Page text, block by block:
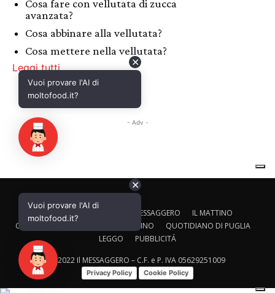
CALTAGIRONE EDITORE IL MESSAGGERO
IL MATTINO
CORRIERE ADRIATICO
IL GAZZETTINO
QUOTIDIANO DI PUGLIA
LEGGO
PUBBLICITÁ
© 2022 Il MESSAGGERO – C.F. e P. IVA 05629251009
Privacy Policy Cookie Policy
✕
Vuoi provare l'AI di
moltofood.it?